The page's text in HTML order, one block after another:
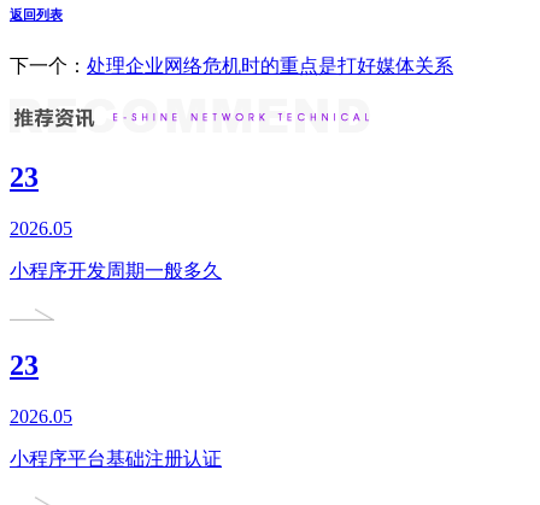
返回列表
下一个： 处理企业网络危机时的重点是打好媒体关系
23
2026.05
小程序开发周期一般多久
23
2026.05
小程序平台基础注册认证